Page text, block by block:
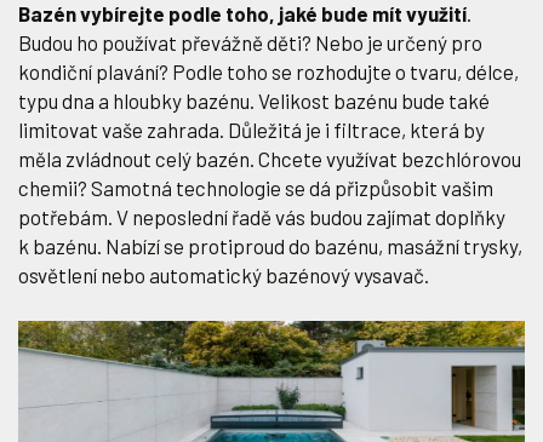
Bazén vybírejte podle toho, jaké bude mít využití.
Budou ho používat převážně děti? Nebo je určený pro
kondiční plavání? Podle toho se rozhodujte o tvaru, délce,
typu dna a hloubky bazénu. Velikost bazénu bude také
limitovat vaše zahrada. Důležitá je i filtrace, která by
měla zvládnout celý bazén. Chcete využívat bezchlórovou
chemii? Samotná technologie se dá přizpůsobit vašim
potřebám. V neposlední řadě vás budou zajímat doplňky
k bazénu. Nabízí se protiproud do bazénu, masážní trysky,
osvětlení nebo automatický bazénový vysavač.